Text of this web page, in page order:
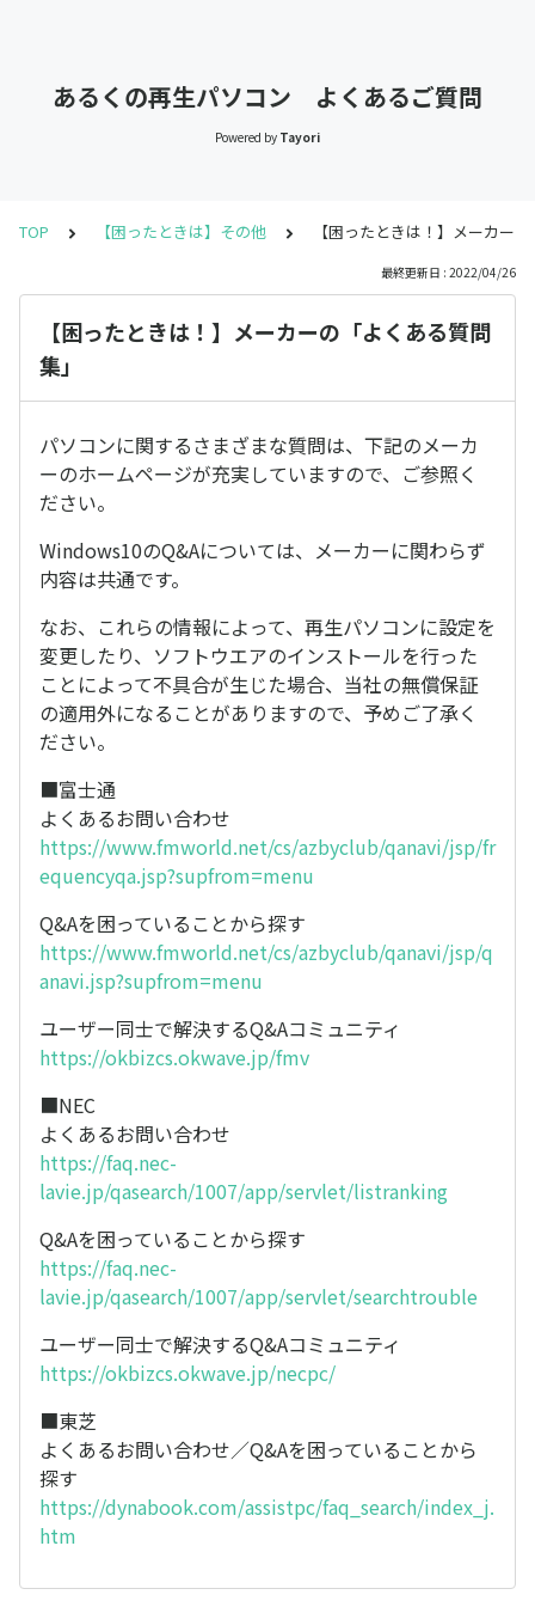
あるくの再生パソコン よくあるご質問
Powered by Tayori
TOP 【困ったときは】その他 【困ったときは！】メーカー
最終更新日 : 2022/04/26
【困ったときは！】メーカーの「よくある質問
集」
パソコンに関するさまざまな質問は、下記のメーカ
ーのホームページが充実していますので、ご参照く
ださい。
Windows10のQ&Aについては、メーカーに関わらず
内容は共通です。
なお、これらの情報によって、再生パソコンに設定を
変更したり、ソフトウエアのインストールを行った
ことによって不具合が生じた場合、当社の無償保証
の適用外になることがありますので、予めご了承く
ださい。
■富士通
よくあるお問い合わせ
https://www.fmworld.net/cs/azbyclub/qanavi/jsp/fr
equencyqa.jsp?supfrom=menu
Q&Aを困っていることから探す
https://www.fmworld.net/cs/azbyclub/qanavi/jsp/q
anavi.jsp?supfrom=menu
ユーザー同士で解決するQ&Aコミュニティ
https://okbizcs.okwave.jp/fmv
■NEC
よくあるお問い合わせ
https://faq.nec-
lavie.jp/qasearch/1007/app/servlet/listranking
Q&Aを困っていることから探す
https://faq.nec-
lavie.jp/qasearch/1007/app/servlet/searchtrouble
ユーザー同士で解決するQ&Aコミュニティ
https://okbizcs.okwave.jp/necpc/
■東芝
よくあるお問い合わせ／Q&Aを困っていることから
探す
https://dynabook.com/assistpc/faq_search/index_j.
htm